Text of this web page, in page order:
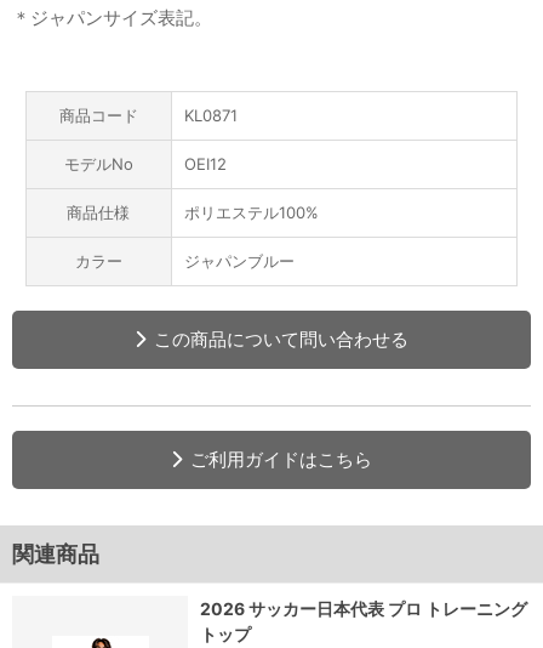
＊ジャパンサイズ表記。
商品コード KL0871
モデルNo OEI12
商品仕様 ポリエステル100%
カラー ジャパンブルー
この商品について問い合わせる
ご利用ガイドはこちら
関連商品
2026 サッカー日本代表 プロ トレーニング
トップ